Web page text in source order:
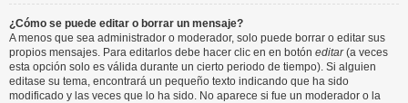
¿Cómo se puede editar o borrar un mensaje?
A menos que sea administrador o moderador, solo puede borrar o editar sus
propios mensajes. Para editarlos debe hacer clic en en botón editar(a veces
esta opción solo es válida durante un cierto periodo de tiempo). Si alguien
editase su tema, encontrará un pequeño texto indicando que ha sido
modificado y las veces que lo ha sido. No aparece si fue un moderador o la